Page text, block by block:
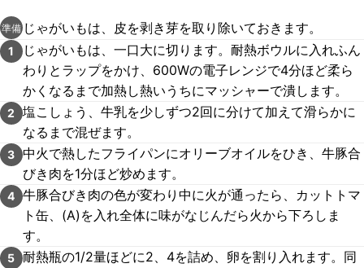
準備 じゃがいもは、皮を剥き芽を取り除いておきます。
1
じゃがいもは、一口大に切ります。耐熱ボウルに入れふん
わりとラップをかけ、600Wの電子レンジで4分ほど柔ら
かくなるまで加熱し熱いうちにマッシャーで潰します。
2
塩こしょう、牛乳を少しずつ2回に分けて加えて滑らかに
なるまで混ぜます。
3 中火で熱したフライパンにオリーブオイルをひき、牛豚合
びき肉を1分ほど炒めます。
4 牛豚合びき肉の色が変わり中に火が通ったら、カットトマ
ト缶、(A)を入れ全体に味がなじんだら火から下ろしま
す。
5 耐熱瓶の1/2量ほどに2、4を詰め、卵を割り入れます。同